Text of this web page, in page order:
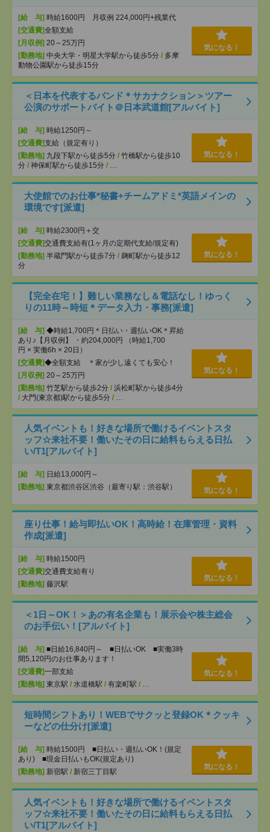
[給 与] 時給1600円 月収例 224,000円+残業代
[交通費]全額支給
[月収例] 20～25万円
[勤務地] 中央大学・明星大学駅から徒歩5分 / 多摩
動物公園駅から徒歩15分
気になる！
＜日本を代表するバンド＊サカナクション＞ツアー
公演のサポートバイト＠日本武道館[アルバイト]
[給 与] 時給1250円～
[交通費]支給（規定有り）
[勤務地] 九段下駅から徒歩5分 / 竹橋駅から徒歩10
分 / 神保町駅から徒歩15分 / …
気になる！
大使館でのお仕事*秘書+チームアドミ*英語メインの
環境です[派遣]
[給 与] 時給2300円＋交
[交通費]交通費支給有(1ヶ月の定期代支給/規定有)
[勤務地] 半蔵門駅から徒歩7分 / 麹町駅から徒歩12
分
気になる！
【完全在宅！】難しい業務なし＆電話なし！ゆっく
りの11時～時短＊データ入力・事務[派遣]
[給 与] ◆時給1,700円＊日払い・週払いOK＊昇給
あり♪【月収例】 ・約204,000円 （時給1,700
円 × 実働6h × 20日）
[交通費]◆全額支給 ＊家が少し遠くても安心！
[月収例] 20～25万円
[勤務地] 竹芝駅から徒歩2分 / 浜松町駅から徒歩4分
/ 大門(東京都)駅から徒歩5分 / …
気になる！
人気イベントも！好きな場所で働けるイベントスタ
ッフ☆来社不要！働いたその日に給料もらえる日払
い/T1[アルバイト]
[給 与] 日給13,000円～
[勤務地] 東京都渋谷区渋谷（最寄り駅：渋谷駅） 気になる！
座り仕事！給与即払いOK！高時給！在庫管理・資料
作成[派遣]
[給 与] 時給1500円
[交通費]交通費支給有り
[勤務地] 藤沢駅
気になる！
＜1日～OK！＞あの有名企業も！展示会や株主総会
のお手伝い！[アルバイト]
[給 与] ■日給16,840円～ ■日払いOK ■実働3時
間5,120円のお仕事あります！
[交通費]一部支給
[勤務地] 東京駅 / 水道橋駅 / 有楽町駅 / …
気になる！
短時間シフトあり！WEBでサクッと登録OK＊クッキ
ーなどの仕分け[派遣]
[給 与] 時給1500円 ■日払い・週払いOK！(規定
あり) ■現金日払いもOK(規定あり)
[勤務地] 新宿駅 / 新宿三丁目駅
気になる！
人気イベントも！好きな場所で働けるイベントスタ
ッフ☆来社不要！働いたその日に給料もらえる日払
い/T1[アルバイト]